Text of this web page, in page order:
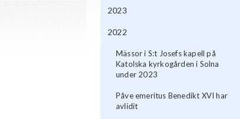
2023
2022
Mässor i S:t Josefs kapell på
Katolska kyrkogården i Solna
under 2023
Påve emeritus Benedikt XVI har
avlidit